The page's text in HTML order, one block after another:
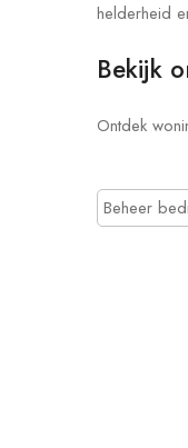
helderheid
Bekijk
Ontdek
Beheer